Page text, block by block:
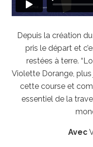
Depuis la création
pris le départ et
restées à terre.
Violette Dorange, plus
cette course et
essentiel de la
Avec